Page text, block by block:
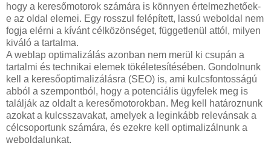
hogy a keresőmotorok számára is könnyen értelmezhetőek-
e az oldal elemei. Egy rosszul felépített, lassú weboldal nem
fogja elérni a kívánt célközönséget, függetlenül attól, milyen
kiváló a tartalma.
A weblap optimalizálás azonban nem merül ki csupán a
tartalmi és technikai elemek tökéletesítésében. Gondolnunk
kell a keresőoptimalizálásra (SEO) is, ami kulcsfontosságú
abból a szempontból, hogy a potenciális ügyfelek meg is
találják az oldalt a keresőmotorokban. Meg kell határoznunk
azokat a kulcsszavakat, amelyek a leginkább relevánsak a
célcsoportunk számára, és ezekre kell optimalizálnunk a
weboldalunkat.